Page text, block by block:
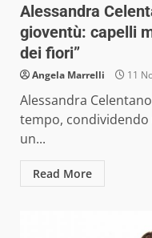
Alessandra
gioventù: capelli
dei fiori”
Angela Marrelli 11
Alessandra
tempo,
un...
Read More